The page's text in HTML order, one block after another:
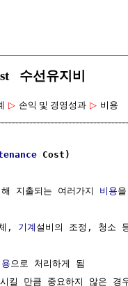
수선유지비
▷ 손익 및 경영성과 ▷ 비용
Cost)
지출되는 여러가지 비용
,
기계설비의 조정, 청소
으로 처리하게 됨